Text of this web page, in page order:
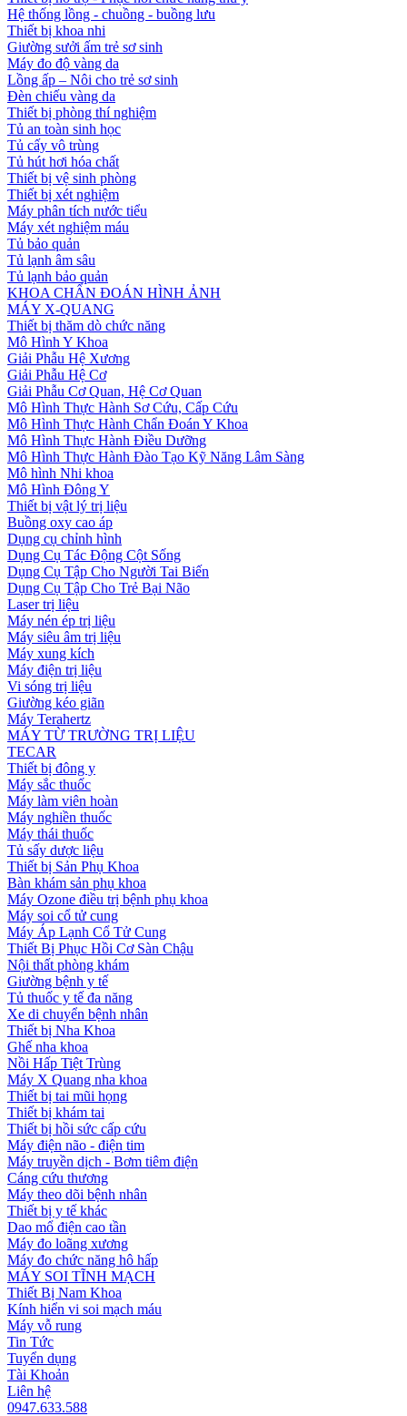
Hệ thống lồng - chuồng - buồng lưu
Thiết bị khoa nhi
Giường sưởi ấm trẻ sơ sinh
Máy đo độ vàng da
Lồng ấp – Nôi cho trẻ sơ sinh
Đèn chiếu vàng da
Thiết bị phòng thí nghiệm
Tủ an toàn sinh học
Tủ cấy vô trùng
Tủ hút hơi hóa chất
Thiết bị vệ sinh phòng
Thiết bị xét nghiệm
Máy phân tích nước tiểu
Máy xét nghiệm máu
Tủ bảo quản
Tủ lạnh âm sâu
Tủ lạnh bảo quản
KHOA CHẨN ĐOÁN HÌNH ẢNH
MÁY X-QUANG
Thiết bị thăm dò chức năng
Mô Hình Y Khoa
Giải Phẫu Hệ Xương
Giải Phẫu Hệ Cơ
Giải Phẫu Cơ Quan, Hệ Cơ Quan
Mô Hình Thực Hành Sơ Cứu, Cấp Cứu
Mô Hình Thực Hành Chẩn Đoán Y Khoa
Mô Hình Thực Hành Điều Dưỡng
Mô Hình Thực Hành Đào Tạo Kỹ Năng Lâm Sàng
Mô hình Nhi khoa
Mô Hình Đông Y
Thiết bị vật lý trị liệu
Buồng oxy cao áp
Dụng cụ chỉnh hình
Dụng Cụ Tác Động Cột Sống
Dụng Cụ Tập Cho Người Tai Biến
Dụng Cụ Tập Cho Trẻ Bại Não
Laser trị liệu
Máy nén ép trị liệu
Máy siêu âm trị liệu
Máy xung kích
Máy điện trị liệu
Vi sóng trị liệu
Giường kéo giãn
Máy Terahertz
MÁY TỪ TRƯỜNG TRỊ LIỆU
TECAR
Thiết bị đông y
Máy sắc thuốc
Máy làm viên hoàn
Máy nghiền thuốc
Máy thái thuốc
Tủ sấy dược liệu
Thiết bị Sản Phụ Khoa
Bàn khám sản phụ khoa
Máy Ozone điều trị bệnh phụ khoa
Máy soi cổ tử cung
Máy Áp Lạnh Cổ Tử Cung
Thiết Bị Phục Hồi Cơ Sàn Chậu
Nội thất phòng khám
Giường bệnh y tế
Tủ thuốc y tế đa năng
Xe di chuyển bệnh nhân
Thiết bị Nha Khoa
Ghế nha khoa
Nồi Hấp Tiệt Trùng
Máy X Quang nha khoa
Thiết bị tai mũi họng
Thiết bị khám tai
Thiết bị hồi sức cấp cứu
Máy điện não - điện tim
Máy truyền dịch - Bơm tiêm điện
Cáng cứu thương
Máy theo dõi bệnh nhân
Thiết bị y tế khác
Dao mổ điện cao tần
Máy đo loãng xương
Máy đo chức năng hô hấp
MÁY SOI TĨNH MẠCH
Thiết Bị Nam Khoa
Kính hiển vi soi mạch máu
Máy vỗ rung
Tin Tức
Tuyển dụng
Tài Khoản
Liên hệ
0947.633.588